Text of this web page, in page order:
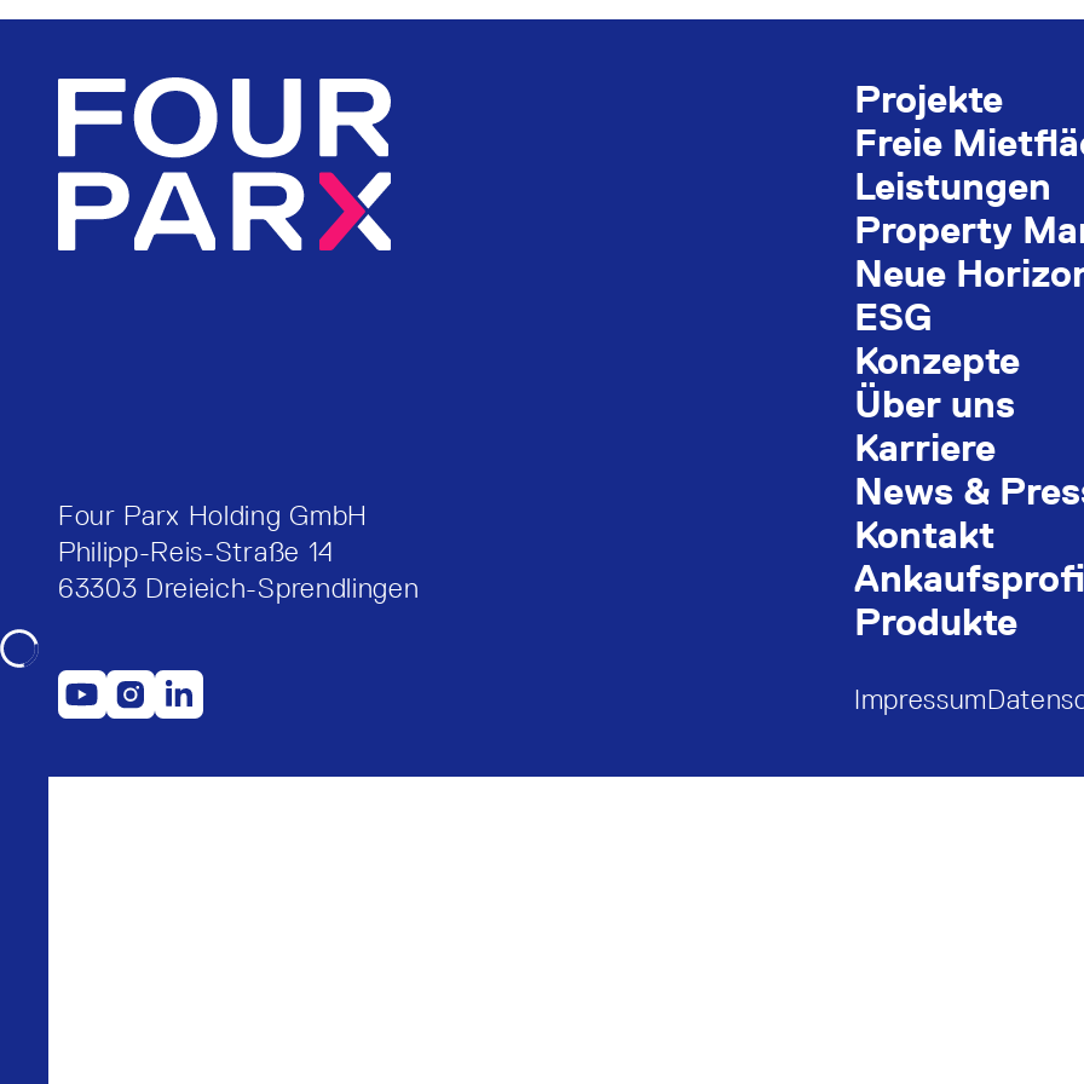
Four Parx Holding GmbH
Philipp-Reis-Straße 14
63303 Dreieich-Sprendlingen
Projekte
Freie
Leistungen
Property
Neue
ESG
Konzepte
Über uns
Karriere
News &
Kontakt
Produkte
Impressum